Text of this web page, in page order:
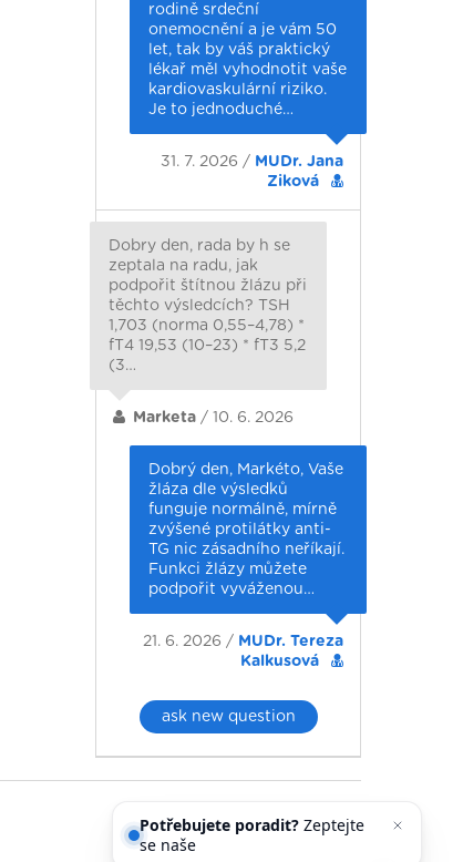
rodině srdeční
onemocnění a je vám 50
let, tak by váš praktický
lékař měl vyhodnotit vaše
kardiovaskulární riziko.
Je to jednoduché…
31. 7. 2026 / MUDr. Jana
Ziková
Dobry den, rada by h se
zeptala na radu, jak
podpořit štítnou žlázu při
těchto výsledcích? TSH
1,703 (norma 0,55–4,78) *
fT4 19,53 (10–23) * fT3 5,2
(3…
Marketa / 10. 6. 2026
Dobrý den, Markéto, Vaše
žláza dle výsledků
funguje normálně, mírně
zvýšené protilátky anti-
TG nic zásadního neříkají.
Funkci žlázy můžete
podpořit vyváženou…
21. 6. 2026 / MUDr. Tereza
Kalkusová
ask new question
Potřebujete poradit? Zeptejte
se našeho asistenta